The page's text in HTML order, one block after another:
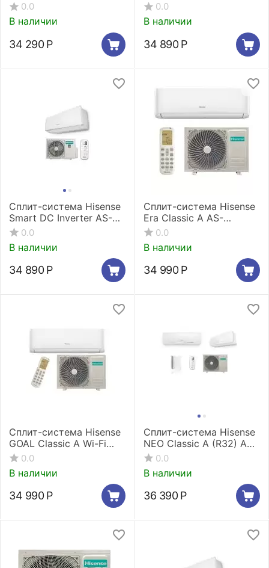
AS-09UW4RYRCA05
0.0
В наличии
34 290 Р
09UW4RYRCM05G / AS-
09UW4RYRCM05W
0.0
В наличии
34 890 Р
Сплит-система Hisense
Smart DC Inverter AS-
09UW4RYDDB05G/ AS-
09UW4RYDDB05W
0.0
В наличии
34 890 Р
Сплит-система Hisense
Era Classic A AS-
12HR4RLRKC01
0.0
В наличии
34 990 Р
Сплит-система Hisense
GOAL Classic A Wi-Fi
AS-12HW4RLRCA01A
0.0
В наличии
34 990 Р
Сплит-система Hisense
NEO Classic A (R32) AS-
12HR4RYDDC00
0.0
В наличии
36 390 Р